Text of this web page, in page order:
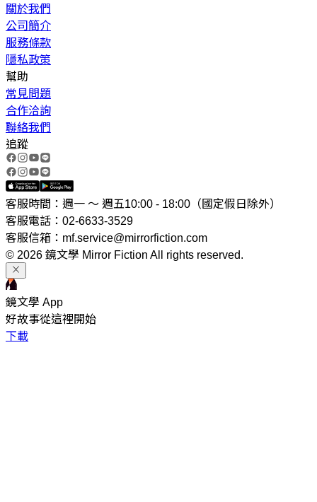
關於我們
公司簡介
服務條款
隱私政策
幫助
常見問題
合作洽詢
聯絡我們
追蹤
客服時間：週一 ～ 週五10:00 - 18:00（國定假日除外）
客服電話：02-6633-3529
客服信箱：mf.service@mirrorfiction.com
© 2026 鏡文學 Mirror Fiction All rights reserved.
鏡文學 App
好故事從這裡開始
下載